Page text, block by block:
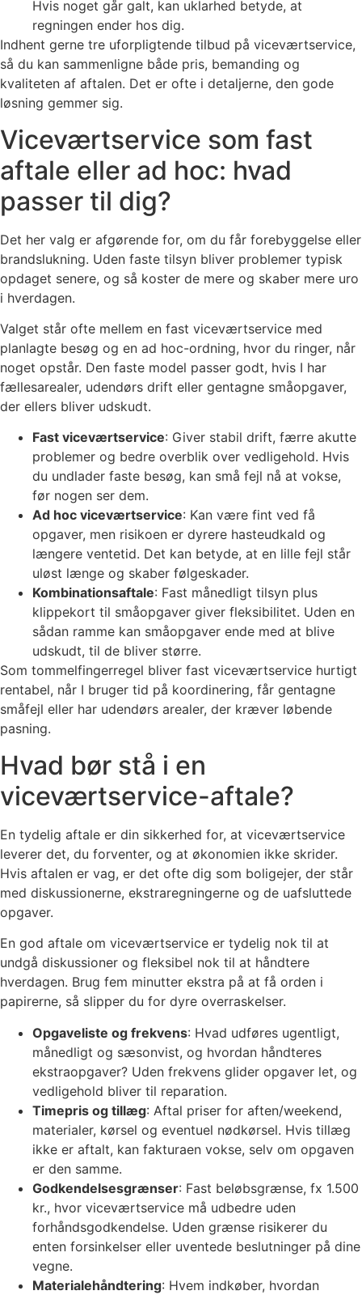
Hvis noget går galt, kan uklarhed betyde, at
regningen ender hos dig.
Indhent gerne tre uforpligtende tilbud på viceværtservice,
så du kan sammenligne både pris, bemanding og
kvaliteten af aftalen. Det er ofte i detaljerne, den gode
løsning gemmer sig.
Viceværtservice som fast
aftale eller ad hoc: hvad
passer til dig?
Det her valg er afgørende for, om du får forebyggelse eller
brandslukning. Uden faste tilsyn bliver problemer typisk
opdaget senere, og så koster de mere og skaber mere uro
i hverdagen.
Valget står ofte mellem en fast viceværtservice med
planlagte besøg og en ad hoc-ordning, hvor du ringer, når
noget opstår. Den faste model passer godt, hvis I har
fællesarealer, udendørs drift eller gentagne småopgaver,
der ellers bliver udskudt.
Fast viceværtservice: Giver stabil drift, færre akutte
problemer og bedre overblik over vedligehold. Hvis
du undlader faste besøg, kan små fejl nå at vokse,
før nogen ser dem.
Ad hoc viceværtservice: Kan være fint ved få
opgaver, men risikoen er dyrere hasteudkald og
længere ventetid. Det kan betyde, at en lille fejl står
uløst længe og skaber følgeskader.
Kombinationsaftale: Fast månedligt tilsyn plus
klippekort til småopgaver giver fleksibilitet. Uden en
sådan ramme kan småopgaver ende med at blive
udskudt, til de bliver større.
Som tommelfingerregel bliver fast viceværtservice hurtigt
rentabel, når I bruger tid på koordinering, får gentagne
småfejl eller har udendørs arealer, der kræver løbende
pasning.
Hvad bør stå i en
viceværtservice-aftale?
En tydelig aftale er din sikkerhed for, at viceværtservice
leverer det, du forventer, og at økonomien ikke skrider.
Hvis aftalen er vag, er det ofte dig som boligejer, der står
med diskussionerne, ekstraregningerne og de uafsluttede
opgaver.
En god aftale om viceværtservice er tydelig nok til at
undgå diskussioner og fleksibel nok til at håndtere
hverdagen. Brug fem minutter ekstra på at få orden i
papirerne, så slipper du for dyre overraskelser.
Opgaveliste og frekvens: Hvad udføres ugentligt,
månedligt og sæsonvist, og hvordan håndteres
ekstraopgaver? Uden frekvens glider opgaver let, og
vedligehold bliver til reparation.
Timepris og tillæg: Aftal priser for aften/weekend,
materialer, kørsel og eventuel nødkørsel. Hvis tillæg
ikke er aftalt, kan fakturaen vokse, selv om opgaven
er den samme.
Godkendelsesgrænser: Fast beløbsgrænse, fx 1.500
kr., hvor viceværtservice må udbedre uden
forhåndsgodkendelse. Uden grænse risikerer du
enten forsinkelser eller uventede beslutninger på dine
vegne.
Materialehåndtering: Hvem indkøber, hvordan